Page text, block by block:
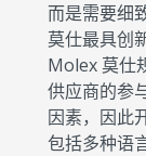
而是需要细
莫仕最具创
Molex 莫仕
供应商的参
因素，因此
包括多种语